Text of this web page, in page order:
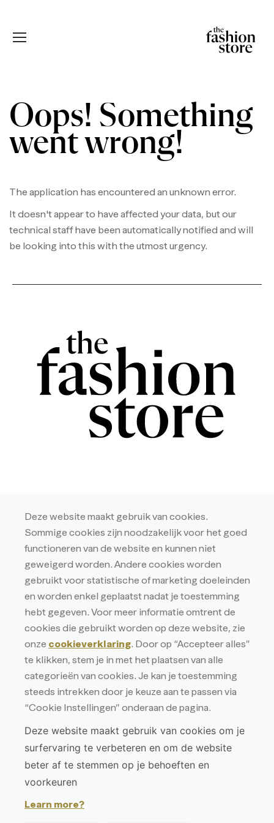
Oops! Something
went wrong!
The application has encountered an unknown error.
It doesn't appear to have affected your data, but our
technical staff have been automatically notified and will
be looking into this with the utmost urgency.
Hulstsestraat 6 – 2431 Veerle-Laakdal
Ondernemingsnummer: BE0438233132
RPR ANTWERPEN AFD. TURNHOUT
BTW BE 0438.233.132
Privacy
Cookieverklaring
Deze website maakt gebruik van cookies.
Sommige cookies zijn noodzakelijk voor het goed
functioneren van de website en kunnen niet
geweigerd worden. Andere cookies worden
gebruikt voor statistische of marketing doeleinden
en worden enkel geplaatst nadat je toestemming
hebt gegeven. Voor meer informatie omtrent de
cookies die gebruikt worden op deze website, zie
onze cookieverklaring. Door op “Accepteer alles”
te klikken, stem je in met het plaatsen van alle
categorieën van cookies. Je kan je toestemming
steeds intrekken door je keuze aan te passen via
“Cookie Instellingen” onderaan de pagina.
Deze website maakt gebruik van cookies om je
surfervaring te verbeteren en om de website
beter af te stemmen op je behoeften en
voorkeuren
Learn more?